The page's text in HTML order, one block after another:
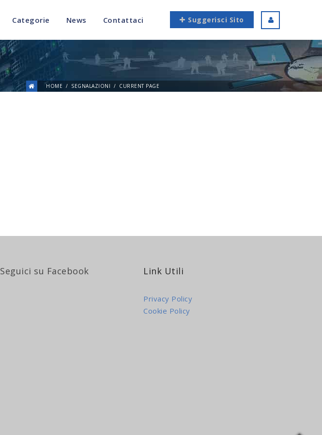
Categorie News Contattaci Suggerisci Sito
HOME SEGNALAZIONI CURRENT PAGE
Seguici su Facebook Link Utili
Privacy Policy
Cookie Policy